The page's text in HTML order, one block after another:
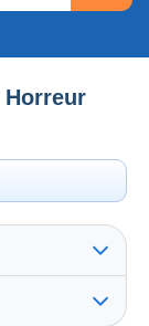
Horreur